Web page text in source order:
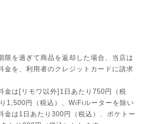
限を過ぎて商品を返却した場合、当店は
金を、利用者のクレジットカードに請求
金は[リモワ以外]1日あたり750円（税
1,500円（税込）、WiFiルーターを除い
金は1日あたり300円（税込）、ポケトー